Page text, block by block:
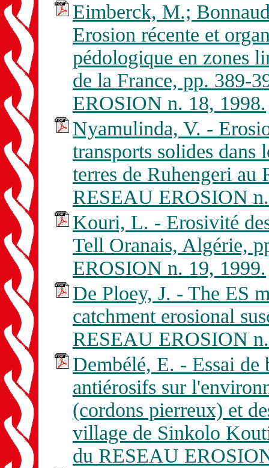
Eimberck, M.;
Erosion récente et
pédologique en zones
de la France, pp. 389-
EROSION n. 18, 1998.
Nyamulinda, V. -
transports solides dans
terres de Ruhengeri
RESEAU EROSION
Kouri, L. - Erosivité
Tell Oranais, Algérie,
EROSION n. 19, 1999.
De Ploey, J. - The ES
catchment erosional
RESEAU EROSION
Dembélé, E. - Essai
antiérosifs sur
(cordons pierreux) et
village de Sinkolo
du RESEAU